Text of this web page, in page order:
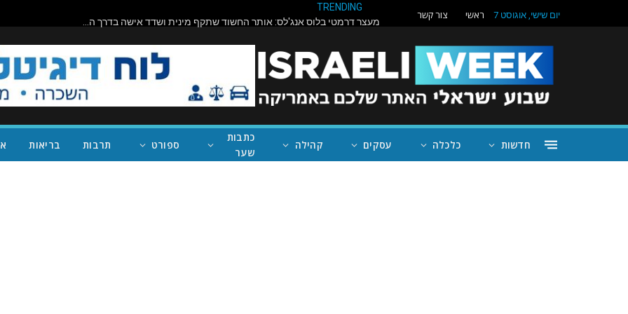
יום שישי, אוגוסט 7 ראשי צור קשר
TRENDING
תיראו מופתעים: ניוסם מחבק את המועמד המוסלמי האנטי-ישראלי שניצח במישיגן; ככה נעצור את טראמפ
חדשות כלכלה עסקים קהילה
כתבות
שער
ספורט תרבות בריאות